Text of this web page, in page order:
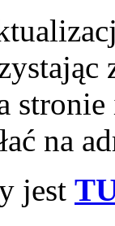
na
jest